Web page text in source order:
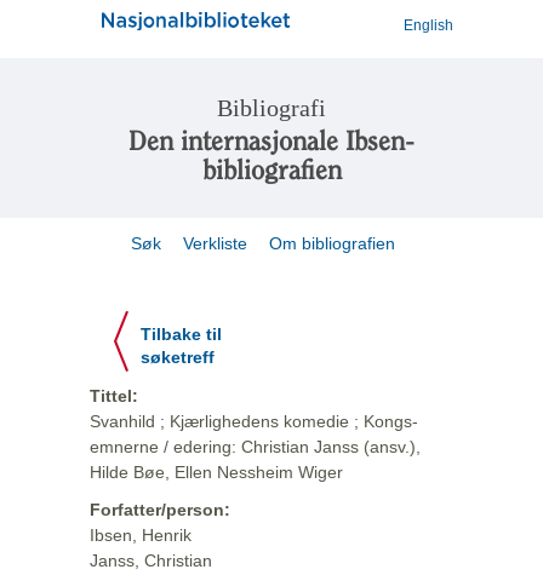
English
Bibliografi
Den internasjonale Ibsen-
bibliografien
Søk Verkliste Om bibliografien
Tilbake til
søketreff
Tittel:
Svanhild ; Kjærlighedens komedie ; Kongs-
emnerne / edering: Christian Janss (ansv.),
Hilde Bøe, Ellen Nessheim Wiger
Forfatter/person:
Ibsen, Henrik
Janss, Christian